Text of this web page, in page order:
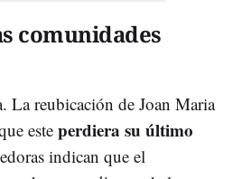
comunidades
La reubicación de Joan Maria
este perdiera su último
indican que el